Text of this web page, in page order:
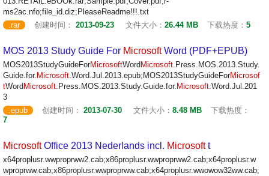
ms2ac.nfo;file_id.diz;PleaseReadme!!!.txt
.rar
创建时间： 2013-09-23 文件大小： 26.44 MB 下载热度： 5
MOS 2013 Study Guide For MicrosoftWord (PDF+EPUB)
MOS2013StudyGuideForMicrosoftWord Microsoft.Press.MOS.2013.Study.
Guide.for. Microsoft.Word.Jul.2013.epub;MOS2013StudyGuideForMicrosof
tWord Microsoft.Press.MOS.2013.Study.Guide.for. Microsoft.Word.Jul.201
3
.epub
创建时间： 2013-07-30 文件大小： 8.48 MB
下载热度：
7
MicrosoftOffice 2013 Nederlands incl. Microsoftt
x64proplusr.wwproprww2.cab;x86proplusr.wwproprww2.cab;x64proplusr.w
wproprww.cab;x86proplusr.wwproprww.cab;x64proplusr.wwowow32ww.cab;